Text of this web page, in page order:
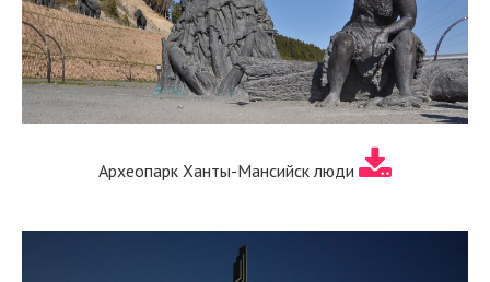
Археопарк Ханты-Мансийск люди